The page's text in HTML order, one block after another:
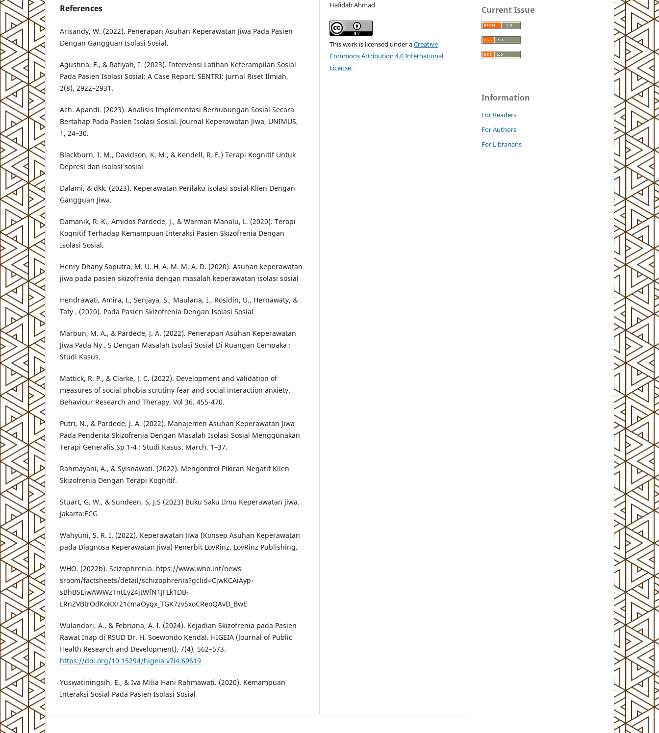
References
Arisandy, W. (2022). Penerapan Asuhan Keperawatan Jiwa Pada Pasien
Dengan Gangguan Isolasi Sosial.
Agustina, F., & Rafiyah, I. (2023). Intervensi Latihan Keterampilan Sosial
Pada Pasien Isolasi Sosial: A Case Report. SENTRI: Jurnal Riset Ilmiah,
2(8), 2922–2931.
Ach. Apandi. (2023). Analisis Implementasi Berhubungan Sosial Secara
Bertahap Pada Pasien Isolasi Sosial. Journal Keperawatan Jiwa, UNIMUS,
1, 24–30.
Blackburn, I. M., Davidson, K. M., & Kendell, R. E.) Terapi Kognitif Untuk
Depresi dan isolasi sosial
Dalami, & dkk. (2023). Keperawatan Perilaku isolasi sosial Klien Dengan
Gangguan Jiwa.
Damanik, R. K., Amidos Pardede, J., & Warman Manalu, L. (2020). Terapi
Kognitif Terhadap Kemampuan Interaksi Pasien Skizofrenia Dengan
Isolasi Sosial.
Henry Dhany Saputra, M. U. H. A. M. M. A. D. (2020). Asuhan keperawatan
jiwa pada pasien skizofrenia dengan masalah keperawatan isolasi sosial
Hendrawati, Amira, I., Senjaya, S., Maulana, I., Rosidin, U., Hernawaty, &
Taty . (2020). Pada Pasien Skizofrenia Dengan Isolasi Sosial
Marbun, M. A., & Pardede, J. A. (2022). Penerapan Asuhan Keperawatan
Jiwa Pada Ny . S Dengan Masalah Isolasi Sosial Di Ruangan Cempaka :
Studi Kasus.
Mattick, R. P., & Clarke, J. C. (2022). Development and validation of
measures of social phobia scrutiny fear and social interaction anxiety.
Behaviour Research and Therapy. Vol 36. 455-470.
Putri, N., & Pardede, J. A. (2022). Manajemen Asuhan Keperawatan Jiwa
Pada Penderita Skizofrenia Dengan Masalah Isolasi Sosial Menggunakan
Terapi Generalis Sp 1-4 : Studi Kasus. March, 1–37.
Rahmayani, A., & Syisnawati. (2022). Mengontrol Pikiran Negatif Klien
Skizofrenia Dengan Terapi Kognitif.
Stuart, G. W., & Sundeen, S, J.S (2023) Buku Saku Ilmu Keperawatan jiwa.
Jakarta:ECG
Wahyuni, S. R. I. (2022). Keperawatan Jiwa (Konsep Asuhan Keperawatan
pada Diagnosa Keperawatan Jiwa) Penerbit LovRinz. LovRinz Publishing.
WHO. (2022b). Scizophrenia. htps://www.who.int/news
sroom/factsheets/detail/schizophrenia?gclid=CjwKCAiAyp-
sBhBSEiwAWWzTntEy24jtWfN1JFLk1DB-
LRnZVBtrOdKoKXr21cmaOyqx_TGK7zv5xoCReoQAvD_BwE
Wulandari, A., & Febriana, A. I. (2024). Kejadian Skizofrenia pada Pasien
Rawat Inap di RSUD Dr. H. Soewondo Kendal. HIGEIA (Journal of Public
Health Research and Development), 7(4), 562–573.
https://doi.org/10.15294/higeia.v7i4.69619
Yuswatiningsih, E., & Iva Milia Hani Rahmawati. (2020). Kemampuan
Interaksi Sosial Pada Pasien Isolasi Sosial
Hafidah Ahmad
This work is licensed under aCreative
Commons Attribution 4.0 International
License.
Current Issue
Information
For Readers
For Authors
For Librarians